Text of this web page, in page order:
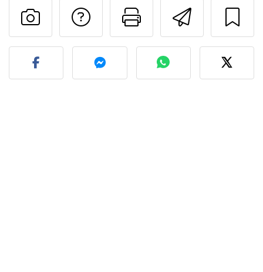
Imprima
Falar com o autor
Fez esta receita?